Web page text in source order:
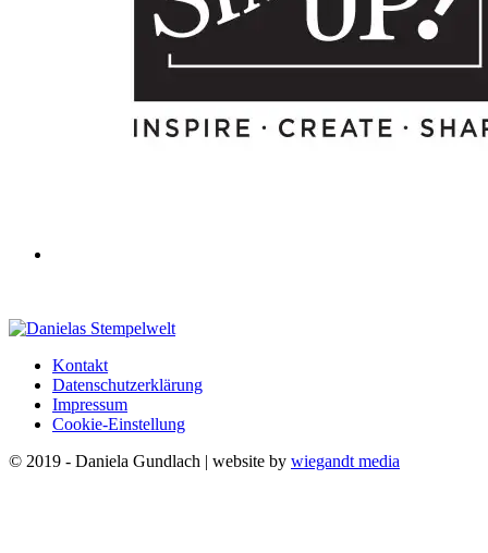
Kontakt
Datenschutzerklärung
Impressum
Cookie-Einstellung
© 2019 - Daniela Gundlach | website by wiegandt media